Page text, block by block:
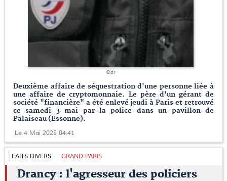
©dr
Deuxième affaire de séquestration d'une personne liée à
une affaire de cryptomonnaie. Le père d'un gérant de
société "financière" a été enlevé jeudi à Paris et retrouvé
ce samedi 3 mai par la police dans un pavillon de
Palaiseau (Essonne).
Le 4 Mai 2025 04:41
FAITS DIVERS GRAND PARIS
Drancy : l'agresseur des policiers